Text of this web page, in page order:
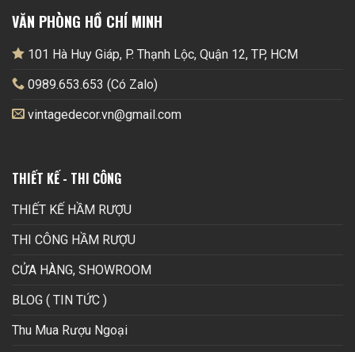
VĂN PHÒNG HỒ CHÍ MINH
101 Hà Huy Giáp, P. Thạnh Lộc, Quận 12, TP, HCM
0989.653.653 (Có Zalo)
vintagedecor.vn@gmail.com
THIẾT KẾ - THI CÔNG
THIẾT KẾ HẦM RƯỢU
THI CÔNG HẦM RƯỢU
CỬA HÀNG, SHOWROOM
BLOG ( TIN TỨC )
Thu Mua Rượu Ngoại